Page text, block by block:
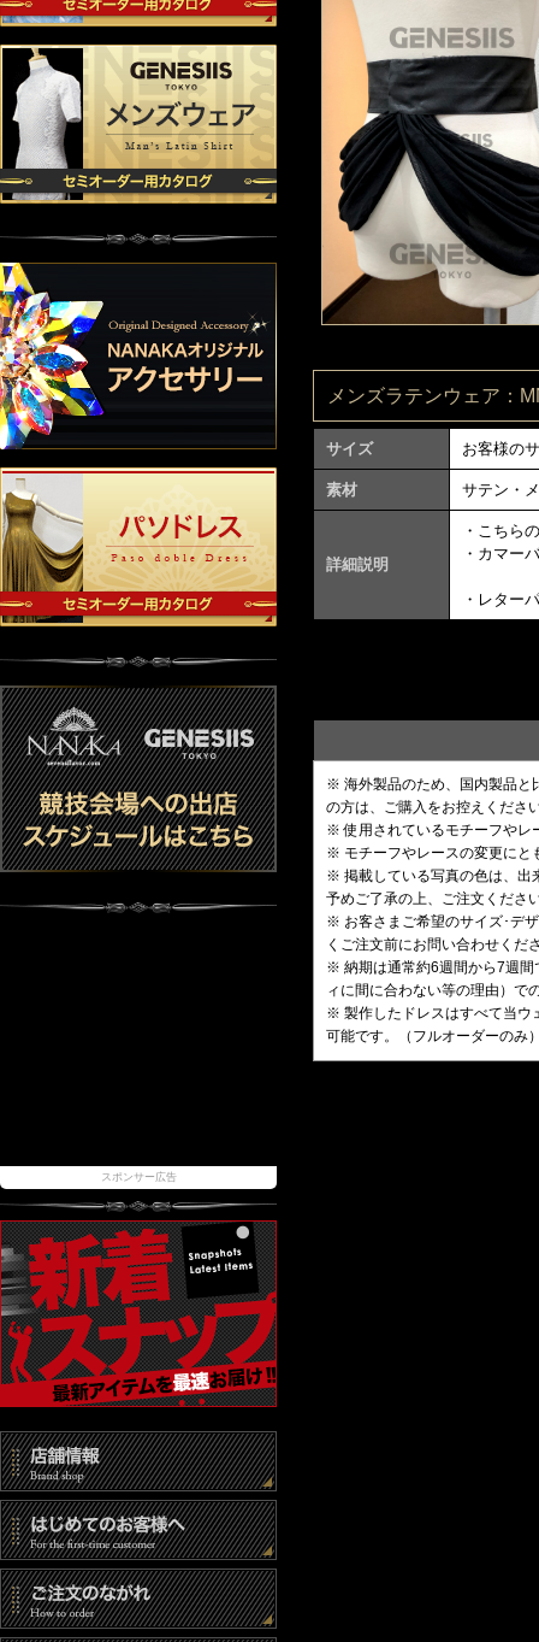
スポンサー広告
メンズラテンウェア：
サイズ お客様の
素材 サテン・
詳細説明
・こちら
・カマー
・レター
※ 海外製品のため、国内製品と
の方は、ご購入をお控えくださ
※ 使用されているモチーフやレ
※ モチーフやレースの変更にと
※ 掲載している写真の色は、出
予めご了承の上、ご注文くださ
※ お客さまご希望のサイズ･デ
くご注文前にお問い合わせくだ
※ 納期は通常約6週間から7週間
ィに間に合わない等の理由）で
※ 製作したドレスはすべて当ウ
可能です。（フルオーダーのみ